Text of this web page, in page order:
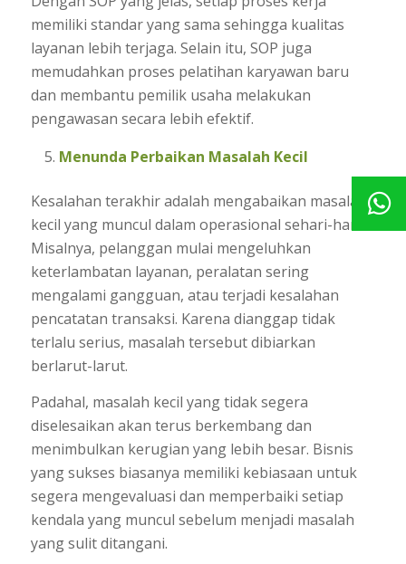
memiliki standar yang sama sehingga kualitas
layanan lebih terjaga. Selain itu, SOP juga
memudahkan proses pelatihan karyawan baru
dan membantu pemilik usaha melakukan
pengawasan secara lebih efektif.
Menunda Perbaikan Masalah Kecil
Kesalahan terakhir adalah mengabaikan masalah
kecil yang muncul dalam operasional sehari-hari.
Misalnya, pelanggan mulai mengeluhkan
keterlambatan layanan, peralatan sering
mengalami gangguan, atau terjadi kesalahan
pencatatan transaksi. Karena dianggap tidak
terlalu serius, masalah tersebut dibiarkan
berlarut-larut.
Padahal, masalah kecil yang tidak segera
diselesaikan akan terus berkembang dan
menimbulkan kerugian yang lebih besar. Bisnis
yang sukses biasanya memiliki kebiasaan untuk
segera mengevaluasi dan memperbaiki setiap
kendala yang muncul sebelum menjadi masalah
yang sulit ditangani.